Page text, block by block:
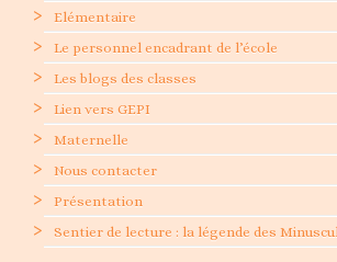
Elémentaire
Le personnel encadrant de l’école
Les blogs des classes
Lien vers GEPI
Maternelle
Nous contacter
Présentation
Sentier de lecture : la légende des